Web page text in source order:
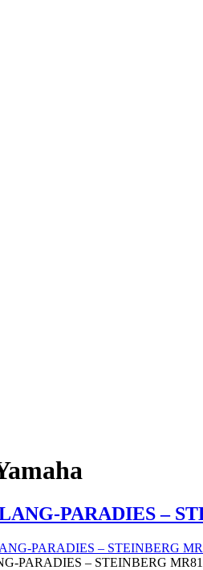
PARADIES –
PARADIES – STEINBERG